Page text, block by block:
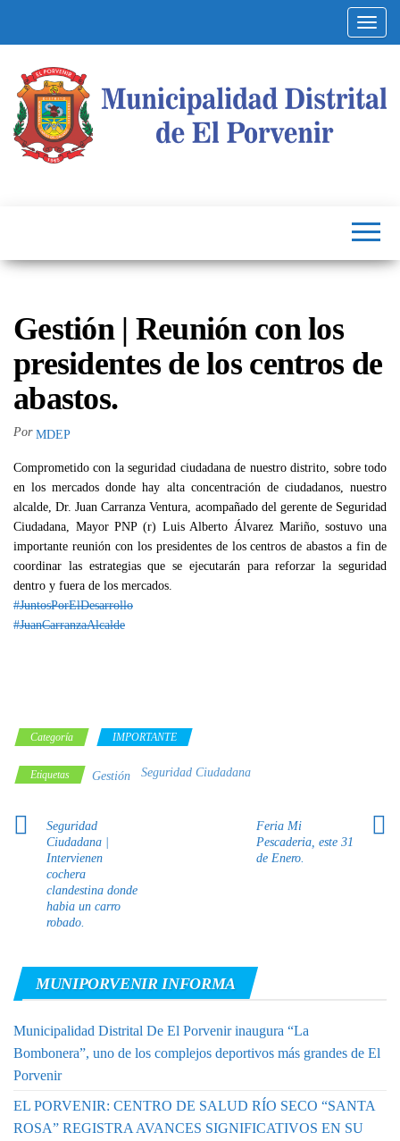
Gestión | Reunión con los
presidentes de los centros de
abastos.
Por MDEP
Comprometido con la seguridad ciudadana de nuestro distrito, sobre todo
en los mercados donde hay alta concentración de ciudadanos, nuestro
alcalde, Dr. Juan Carranza Ventura, acompañado del gerente de Seguridad
Ciudadana, Mayor PNP (r) Luis Alberto Álvarez Mariño, sostuvo una
importante reunión con los presidentes de los centros de abastos a fin de
coordinar las estrategias que se ejecutarán para reforzar la seguridad
dentro y fuera de los mercados.
#JuntosPorElDesarrollo
#JuanCarranzaAlcalde
Categoría IMPORTANTE
Etiquetas Gestión Seguridad Ciudadana
Seguridad
Ciudadana |
Intervienen
cochera
clandestina donde
habia un carro
robado.
Feria Mi
Pescaderia, este 31
de Enero.
MUNIPORVENIR INFORMA
Municipalidad Distrital De El Porvenir inaugura “La
Bombonera”, uno de los complejos deportivos más grandes de El
Porvenir
EL PORVENIR: CENTRO DE SALUD RÍO SECO “SANTA
ROSA” REGISTRA AVANCES SIGNIFICATIVOS EN SU